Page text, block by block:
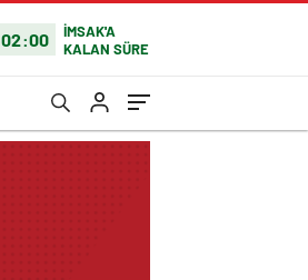
02:00
İMSAK'A
KALAN SÜRE